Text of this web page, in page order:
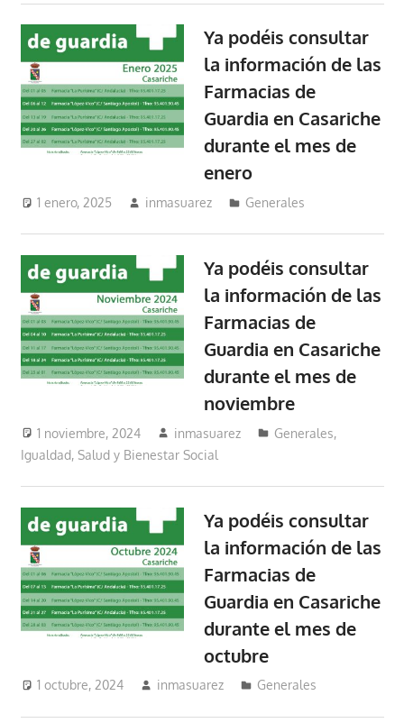
Ya podéis consultar
la información de las
Farmacias de
Guardia en Casariche
durante el mes de
enero
1 enero, 2025 inmasuarez Generales
Ya podéis consultar
la información de las
Farmacias de
Guardia en Casariche
durante el mes de
noviembre
1 noviembre, 2024 inmasuarez Generales,
Igualdad, Salud y Bienestar Social
Ya podéis consultar
la información de las
Farmacias de
Guardia en Casariche
durante el mes de
octubre
1 octubre, 2024 inmasuarez Generales